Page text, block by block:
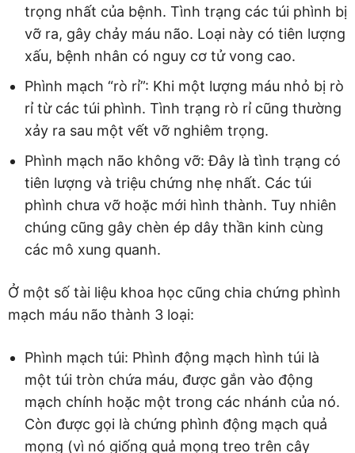
trọng nhất của bệnh. Tình trạng các túi phình bị
vỡ ra, gây chảy máu não. Loại này có tiên lượng
xấu, bệnh nhân có nguy cơ tử vong cao.
Phình mạch “rò rỉ”: Khi một lượng máu nhỏ bị rò
rỉ từ các túi phình. Tình trạng rò rỉ cũng thường
xảy ra sau một vết vỡ nghiêm trọng.
Phình mạch não không vỡ: Đây là tình trạng có
tiên lượng và triệu chứng nhẹ nhất. Các túi
phình chưa vỡ hoặc mới hình thành. Tuy nhiên
chúng cũng gây chèn ép dây thần kinh cùng
các mô xung quanh.
Ở một số tài liệu khoa học cũng chia chứng phình
mạch máu não thành 3 loại:
Phình mạch túi: Phình động mạch hình túi là
một túi tròn chứa máu, được gắn vào động
mạch chính hoặc một trong các nhánh của nó.
Còn được gọi là chứng phình động mạch quả
mọng (vì nó giống quả mọng treo trên cây